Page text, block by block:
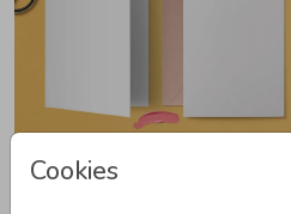
Cookies